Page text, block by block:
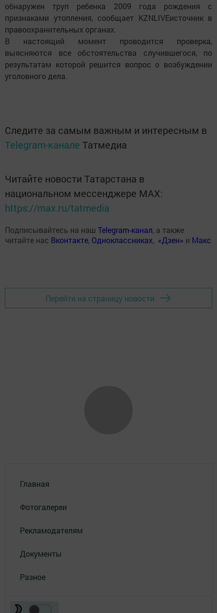
обнаружен труп ребенка 2009 года рождения с
признаками утопления, сообщает KZNLIVEисточник в
правоохранительных органах.
В настоящий момент проводится проверка,
выясняются все обстоятельства случившегося, по
результатам которой решится вопрос о возбуждении
уголовного дела.
Следите за самым важным и интересным в
Telegram-канале Татмедиа
Читайте новости Татарстана в
национальном мессенджере MАХ:
https://max.ru/tatmedia
Подписывайтесь на наш Telegram-канал, а также
читайте нас Вконтакте, Одноклассниках, «Дзен» и Макс
Перейти на страницу новости
Главная
Фотогалереи
Рекламодателям
Документы
Разное